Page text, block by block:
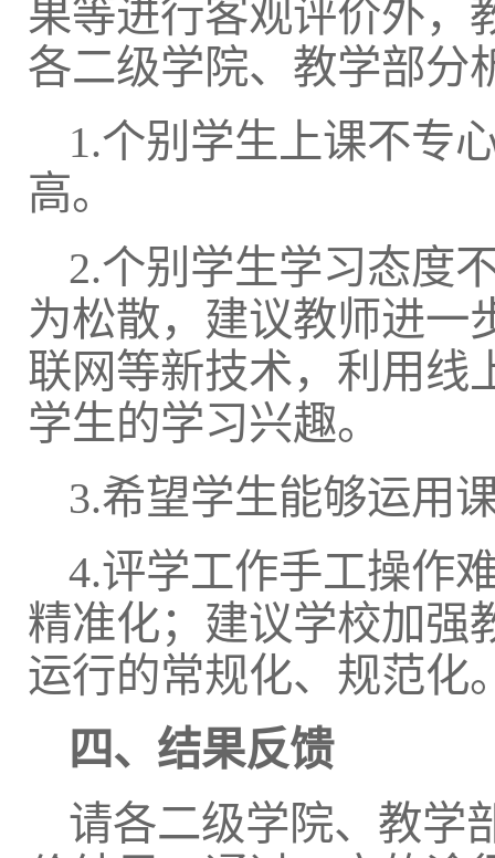
果等进行客观评价外，
各二级学院、教学部分
1.个别学生上课不专
高。
2.个别学生学习态度
为松散，建议教师进一
联网等新技术，利用线
学生的学习兴趣。
3.希望学生能够运用
4.评学工作手工操作
精准化；建议学校加强
运行的常规化、规范化
四、结果反馈
请各二级学院、教学